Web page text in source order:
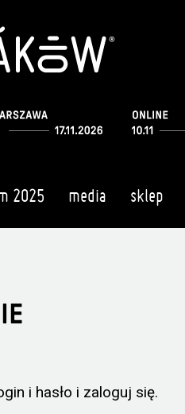
2025 media sklep
i hasło i zaloguj się.